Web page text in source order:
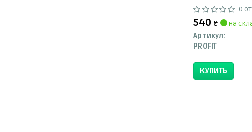
0
540 ₴
на
Артикул:
PROFIT
КУПИТЬ